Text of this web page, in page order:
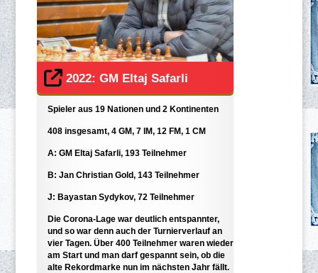
2022: GM Eltaj Safarli
Spieler aus 19 Nationen und 2 Kontinenten
408 insgesamt, 4 GM, 7 IM, 12 FM, 1 CM
A: GM Eltaj Safarli, 193 Teilnehmer
B: Jan Christian Gold, 143 Teilnehmer
J: Bayastan Sydykov, 72 Teilnehmer
Die Corona-Lage war deutlich entspannter,
und so war denn auch der Turnierverlauf an
vier Tagen. Über 400 Teilnehmer waren wieder
am Start und man darf gespannt sein, ob die
alte Rekordmarke nun im nächsten Jahr fällt.